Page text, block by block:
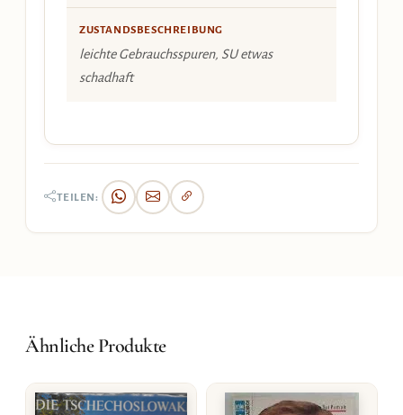
ZUSTANDSBESCHREIBUNG
leichte Gebrauchsspuren, SU etwas
schadhaft
TEILEN:
Ähnliche Produkte